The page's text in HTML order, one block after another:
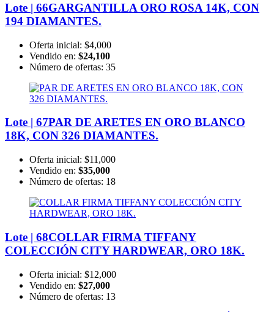
Lote | 66GARGANTILLA ORO ROSA 14K, CON
194 DIAMANTES.
Oferta inicial: $4,000
Vendido en: $24,100
Número de ofertas: 35
Lote | 67PAR DE ARETES EN ORO BLANCO
18K, CON 326 DIAMANTES.
Oferta inicial: $11,000
Vendido en: $35,000
Número de ofertas: 18
Lote | 68COLLAR FIRMA TIFFANY
COLECCIÓN CITY HARDWEAR, ORO 18K.
Oferta inicial: $12,000
Vendido en: $27,000
Número de ofertas: 13